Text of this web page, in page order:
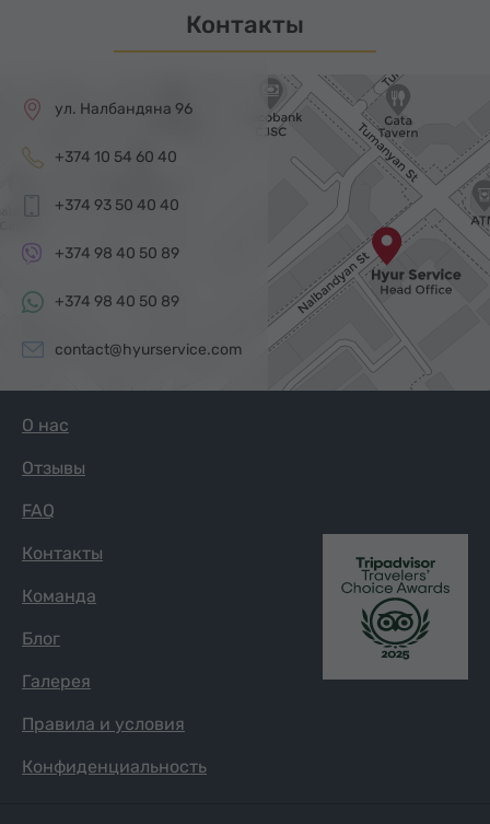
Контакты
ул. Налбандяна 96
+374 10 54 60 40
+374 93 50 40 40
+374 98 40 50 89
+374 98 40 50 89
contact@hyurservice.com
О нас
Отзывы
FAQ
Контакты
Команда
Блог
Галерея
Правила и условия
Конфиденциальность